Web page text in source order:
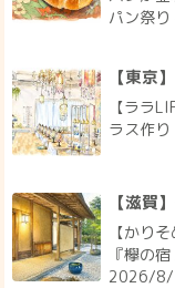
パン祭
【東京
【ララ
ラス作
【滋賀
【かり
『欅の
2026/8/